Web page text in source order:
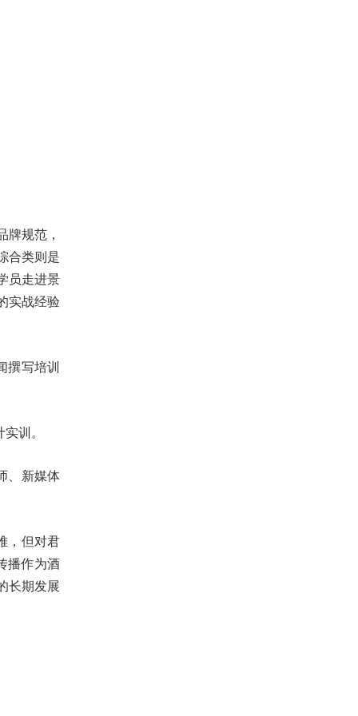
牌规范，
合类则是
员走进景
实战经验
撰写培训
训。
、新媒体
，但对君
播作为酒
长期发展